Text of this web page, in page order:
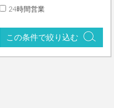
24時間営業
この条件で絞り込む